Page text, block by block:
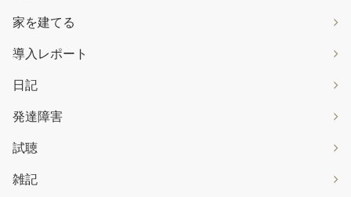
家を建てる
導入レポート
日記
発達障害
試聴
雑記